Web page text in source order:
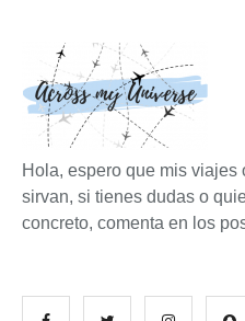
Hola, espero que mis
sirvan, si tienes dudas o
concreto, comenta en los